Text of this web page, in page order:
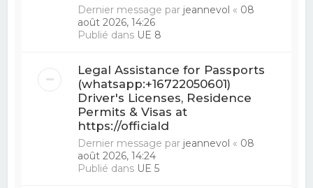
Dernier message par jeannevol « 08
août 2026, 14:26
Publié dans UE 8
Legal Assistance for Passports
(whatsapp:+16722050601)
Driver's Licenses, Residence
Permits & Visas at
https://officiald
Dernier message par jeannevol « 08
août 2026, 14:24
Publié dans UE 5